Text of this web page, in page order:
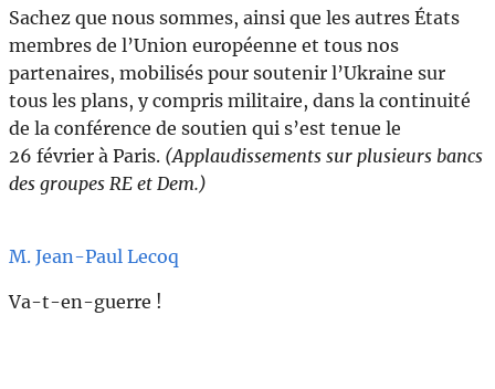
Sachez que nous sommes, ainsi que les autres États
membres de l’Union européenne et tous nos
partenaires, mobilisés pour soutenir l’Ukraine sur
tous les plans, y compris militaire, dans la continuité
de la conférence de soutien qui s’est tenue le
26 février à Paris. (Applaudissements sur plusieurs bancs
des groupes RE et Dem.)
M. Jean-Paul Lecoq
Va-t-en-guerre !